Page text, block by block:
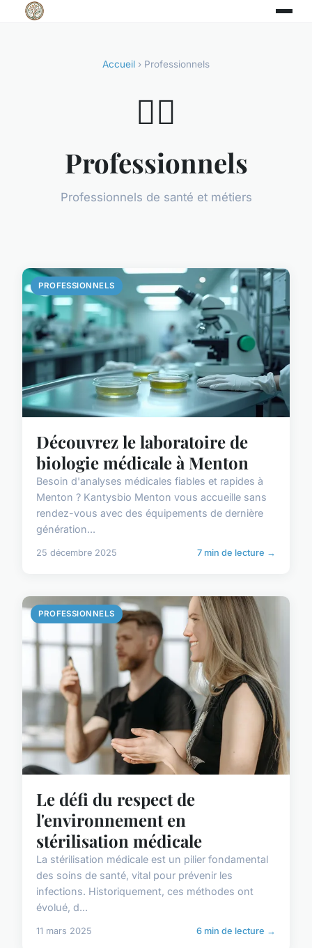
Accueil › Professionnels
👨‍⚕️
Professionnels
Professionnels de santé et métiers
PROFESSIONNELS
Découvrez le laboratoire de
biologie médicale à Menton
Besoin d'analyses médicales fiables et rapides à
Menton ? Kantysbio Menton vous accueille sans
rendez-vous avec des équipements de dernière
génération...
25 décembre 2025 7 min de lecture →
PROFESSIONNELS
Le défi du respect de
l'environnement en
stérilisation médicale
La stérilisation médicale est un pilier fondamental
des soins de santé, vital pour prévenir les
infections. Historiquement, ces méthodes ont
évolué, d...
11 mars 2025 6 min de lecture →